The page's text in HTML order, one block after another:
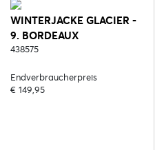
WINTERJACKE GLACIER -
9. BORDEAUX
438575
Endverbraucherpreis
€ 149,95